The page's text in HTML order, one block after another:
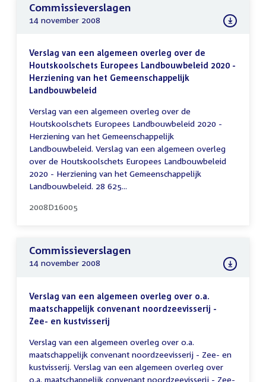
Commissieverslagen
14 november 2008
Verslag van een algemeen overleg over de
Houtskoolschets Europees Landbouwbeleid 2020 -
Herziening van het Gemeenschappelijk
Landbouwbeleid
Verslag van een algemeen overleg over de
Houtskoolschets Europees Landbouwbeleid 2020 -
Herziening van het Gemeenschappelijk
Landbouwbeleid. Verslag van een algemeen overleg
over de Houtskoolschets Europees Landbouwbeleid
2020 - Herziening van het Gemeenschappelijk
Landbouwbeleid. 28 625...
2008D16005
Commissieverslagen
14 november 2008
Verslag van een algemeen overleg over o.a.
maatschappelijk convenant noordzeevisserij -
Zee- en kustvisserij
Verslag van een algemeen overleg over o.a.
maatschappelijk convenant noordzeevisserij - Zee- en
kustvisserij. Verslag van een algemeen overleg over
o.a. maatschappelijk convenant noordzeevisserij - Zee-